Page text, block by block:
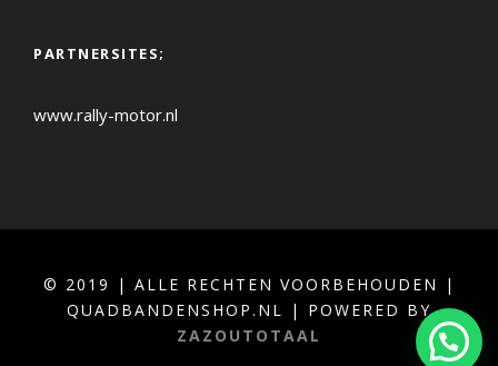
PARTNERSITES;
www.rally-motor.nl
© 2019 | ALLE RECHTEN VOORBEHOUDEN |
QUADBANDENSHOP.NL | POWERED BY
ZAZOUTOTAAL